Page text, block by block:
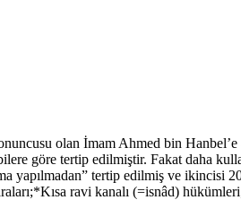
olan İmam Ahmed bin
göre tertip edilmiştir. Fakat daha
tertip edilmiş ve ikincisi
ravi kanalı (=isnâd)